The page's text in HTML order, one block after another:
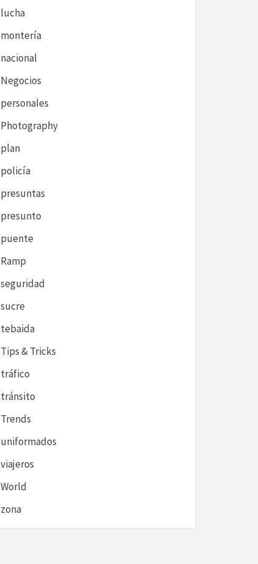
lucha
montería
nacional
Negocios
personales
Photography
plan
policía
presuntas
presunto
puente
Ramp
seguridad
sucre
tebaida
Tips & Tricks
tráfico
tránsito
Trends
uniformados
viajeros
World
zona